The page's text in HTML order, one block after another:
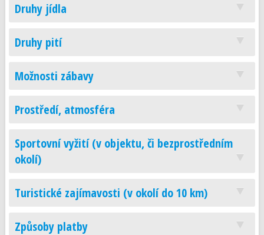
Druhy jídla
Druhy pití
Možnosti zábavy
Prostředí, atmosféra
Sportovní vyžití (v objektu, či bezprostředním
okolí)
Turistické zajímavosti (v okolí do 10 km)
Způsoby platby